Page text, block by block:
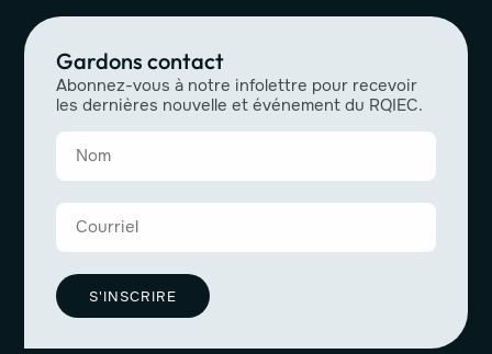
Gardons contact
Abonnez-vous à notre infolettre pour recevoir
les dernières nouvelle et événement du RQIEC.
S'INSCRIRE